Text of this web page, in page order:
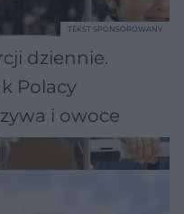
dziennie.
Polacy
i owoce
TEKST SPONSOROWANY